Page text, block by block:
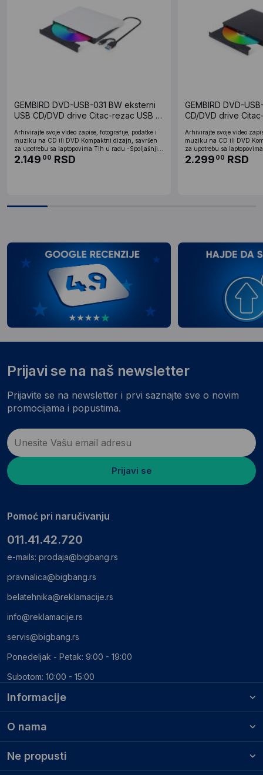
GEMBIRD DVD-USB-031 BW eksterni
USB CD/DVD drive Citac-rezac USB +
Arhivirajte svoje video zapise, fotografije, podatke i
muziku na CD ili DVD Kompaktni dizajn, savršen
za upotrebu sa laptopovima Tih u radu -Spoljašnji...
2.149 00 RSD
GEMBIRD DVD-
CD/DVD drive
Arhivirajte svoje video
muziku na CD ili DVD
za upotrebu sa
2.299 00 RSD
Informacije
O nama
Ne propusti
Prijavi se na naš newsletter
Prijavite se na newsletter i prvi saznajte sve o novim
promocijama i popustima.
Prijavi se
Pomoć pri naručivanju
011.41.42.720
e-mails: prodaja@bigbang.rs
pravnalica@bigbang.rs
belatehnika@reklamacije.rs
info@reklamacije.rs
servis@bigbang.rs
Ponedeljak - Petak: 9:00 - 19:00
Subotom: 10:00 - 15:00